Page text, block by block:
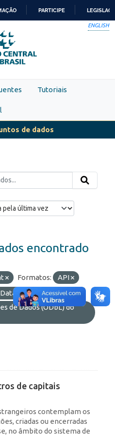
PARA
O
CONTEÚDO
PARTICIPE
ENGLISH
Tutoriais
de dados
encontrado
Formatos:
API
Licenças:
de Dados (ODbL) do
de capitais
contemplam os
criadas ou encerradas
no âmbito do sistema de